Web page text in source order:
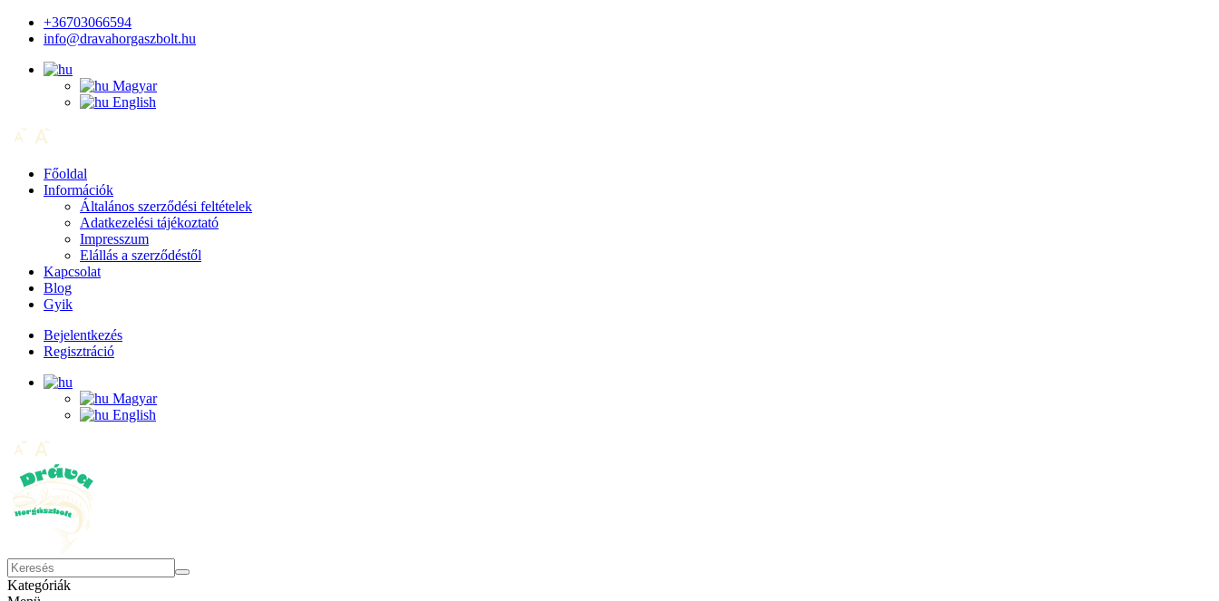
+36703066594
info@dravahorgaszbolt.hu
Magyar
English
Főoldal
Információk
Általános szerződési feltételek
Adatkezelési tájékoztató
Impresszum
Elállás a szerződéstől
Kapcsolat
Blog
Gyik
Bejelentkezés
Regisztráció
Magyar
English
Kategóriák